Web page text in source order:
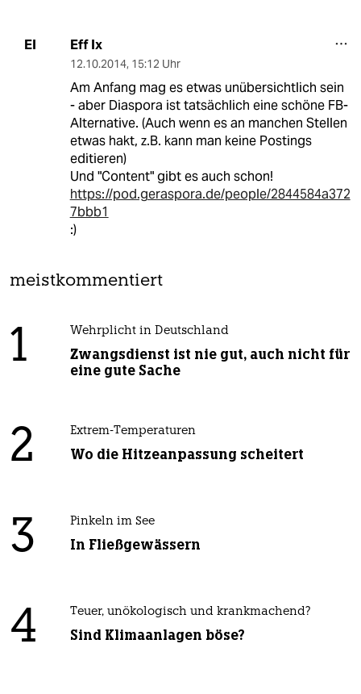
EI Eff Ix
12.10.2014, 15:12 Uhr
Am Anfang mag es etwas unübersichtlich sein
- aber Diaspora ist tatsächlich eine schöne FB-
Alternative. (Auch wenn es an manchen Stellen
etwas hakt, z.B. kann man keine Postings
editieren)
Und "Content" gibt es auch schon!
https://pod.geraspora.de/people/2844584a372
7bbb1
:)
meistkommentiert
1 Wehrplicht in Deutschland
Zwangsdienst ist nie gut, auch nicht für
eine gute Sache
2 Extrem-Temperaturen
Wo die Hitzeanpassung scheitert
3 Pinkeln im See
In Fließgewässern
4 Teuer, unökologisch und krankmachend?
Sind Klimaanlagen böse?